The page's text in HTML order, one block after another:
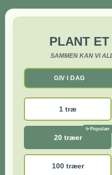
PLANT
SAMMEN KAN VI
GIV I DAG
1 træ
20 træer
100 træer